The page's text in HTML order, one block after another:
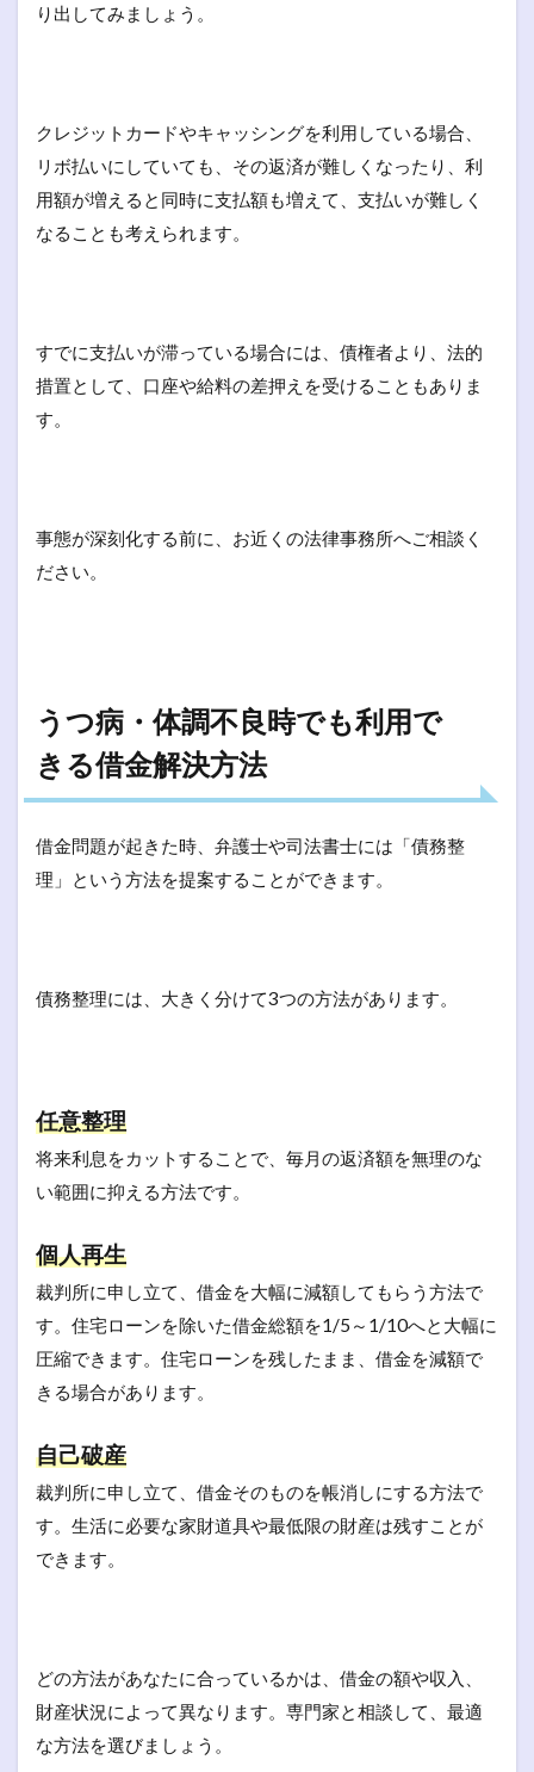
り出してみましょう。
クレジットカードやキャッシングを利用している場合、
リボ払いにしていても、その返済が難しくなったり、利
用額が増えると同時に支払額も増えて、支払いが難しく
なることも考えられます。
すでに支払いが滞っている場合には、債権者より、法的
措置として、口座や給料の差押えを受けることもありま
す。
事態が深刻化する前に、お近くの法律事務所へご相談く
ださい。
うつ病・体調不良時でも利用で
きる借金解決方法
借金問題が起きた時、弁護士や司法書士には「債務整
理」という方法を提案することができます。
債務整理には、大きく分けて3つの方法があります。
任意整理
将来利息をカットすることで、毎月の返済額を無理のな
い範囲に抑える方法です。
個人再生
裁判所に申し立て、借金を大幅に減額してもらう方法で
す。住宅ローンを除いた借金総額を1/5～1/10へと大幅に
圧縮できます。住宅ローンを残したまま、借金を減額で
きる場合があります。
自己破産
裁判所に申し立て、借金そのものを帳消しにする方法で
す。生活に必要な家財道具や最低限の財産は残すことが
できます。
どの方法があなたに合っているかは、借金の額や収入、
財産状況によって異なります。専門家と相談して、最適
な方法を選びましょう。